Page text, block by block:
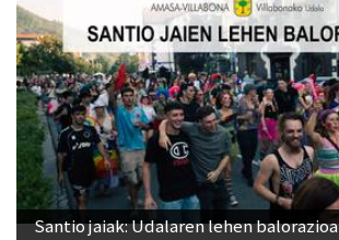
Santio jaiak: Udalaren lehen balorazioa